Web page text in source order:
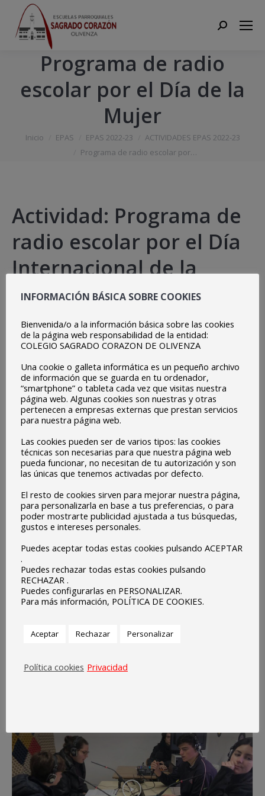
Search:
Programa de radio
escolar por el Día de la
Mujer
Estás aquí:
Inicio EPAS EPAS 2022-23
ACTIVIDADES EPAS 2022-23
Programa de radio escolar por…
Actividad: Programa de
radio escolar por el Día
Internacional de la
Mujer y la Niña en la
Ciencia
Enero – Febrero 2023
Como fruto y continuación de la actividad anterior, cada
grupo de alumnos debe desarrollar una parte del guion
para elaborar y grabar en la Radio Escolar del colegio, en
nuestra sección EUROPE ON AIR, un programa de radio
que emitió el 26 de febrero con motivo del
11 de febrero
del Día Internacional de la Mujer y la Niña en la Ciencia.
programa se ajustó al siguiente guion:
a) Breve biografía
b) Descubrimientos científicos realizados
c) Sus problemas derivados de ser mujer en la ciencia.
ciencia.
Tras la elaboración del guion por los alumnos se procedió a
las plataformas de la radio para su emisión programada
Link del programa:https://tinyurl.com/4b6hyr2x
INFORMACIÓN BÁSICA SOBRE COOKIES
Bienvenida/o a la información básica sobre las cookies
de la página web responsabilidad de la entidad:
COLEGIO SAGRADO CORAZON DE OLIVENZA
Una cookie o galleta informática es un pequeño archivo
de información que se guarda en tu ordenador,
“smartphone” o tableta cada vez que visitas nuestra
página web. Algunas cookies son nuestras y otras
pertenecen a empresas externas que prestan servicios
para nuestra página web.
Las cookies pueden ser de varios tipos: las cookies
técnicas son necesarias para que nuestra página web
pueda funcionar, no necesitan de tu autorización y son
las únicas que tenemos activadas por defecto.
El resto de cookies sirven para mejorar nuestra página,
para personalizarla en base a tus preferencias, o para
poder mostrarte publicidad ajustada a tus búsquedas,
gustos e intereses personales.
Puedes aceptar todas estas cookies pulsando ACEPTAR
.
Puedes rechazar todas estas cookies pulsando
RECHAZAR .
Puedes configurarlas en PERSONALIZAR.
Para más información, POLÍTICA DE COOKIES.
Aceptar Rechazar Personalizar
Política cookies Privacidad